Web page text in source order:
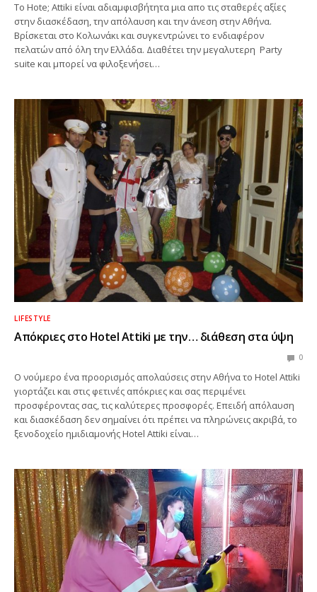
Το Hote; Attiki είναι αδιαμφισβήτητα μια απο τις σταθερές αξίες
στην διασκέδαση, την απόλαυση και την άνεση στην Αθήνα.
Βρίσκεται στο Κολωνάκι και συγκεντρώνει το ενδιαφέρον
πελατών από όλη την Ελλάδα. Διαθέτει την μεγαλυτερη Party
suite και μπορεί να φιλοξενήσει…
LIFESTYLE
Απόκριες στο Hotel Attiki με την… διάθεση στα ύψη
0
Ο νούμερο ένα προορισμός απολαύσεις στην Αθήνα το Hotel Attiki
γιορτάζει και στις φετινές απόκριες και σας περιμένει
προσφέροντας σας, τις καλύτερες προσφορές. Επειδή απόλαυση
και διασκέδαση δεν σημαίνει ότι πρέπει να πληρώνεις ακριβά, το
ξενοδοχείο ημιδιαμονής Hotel Attiki είναι…